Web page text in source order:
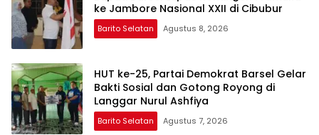
ke Jambore Nasional XXII di Cibubur
Barito Selatan Agustus 8, 2026
HUT ke-25, Partai Demokrat Barsel Gelar
Bakti Sosial dan Gotong Royong di
Langgar Nurul Ashfiya
Barito Selatan Agustus 7, 2026